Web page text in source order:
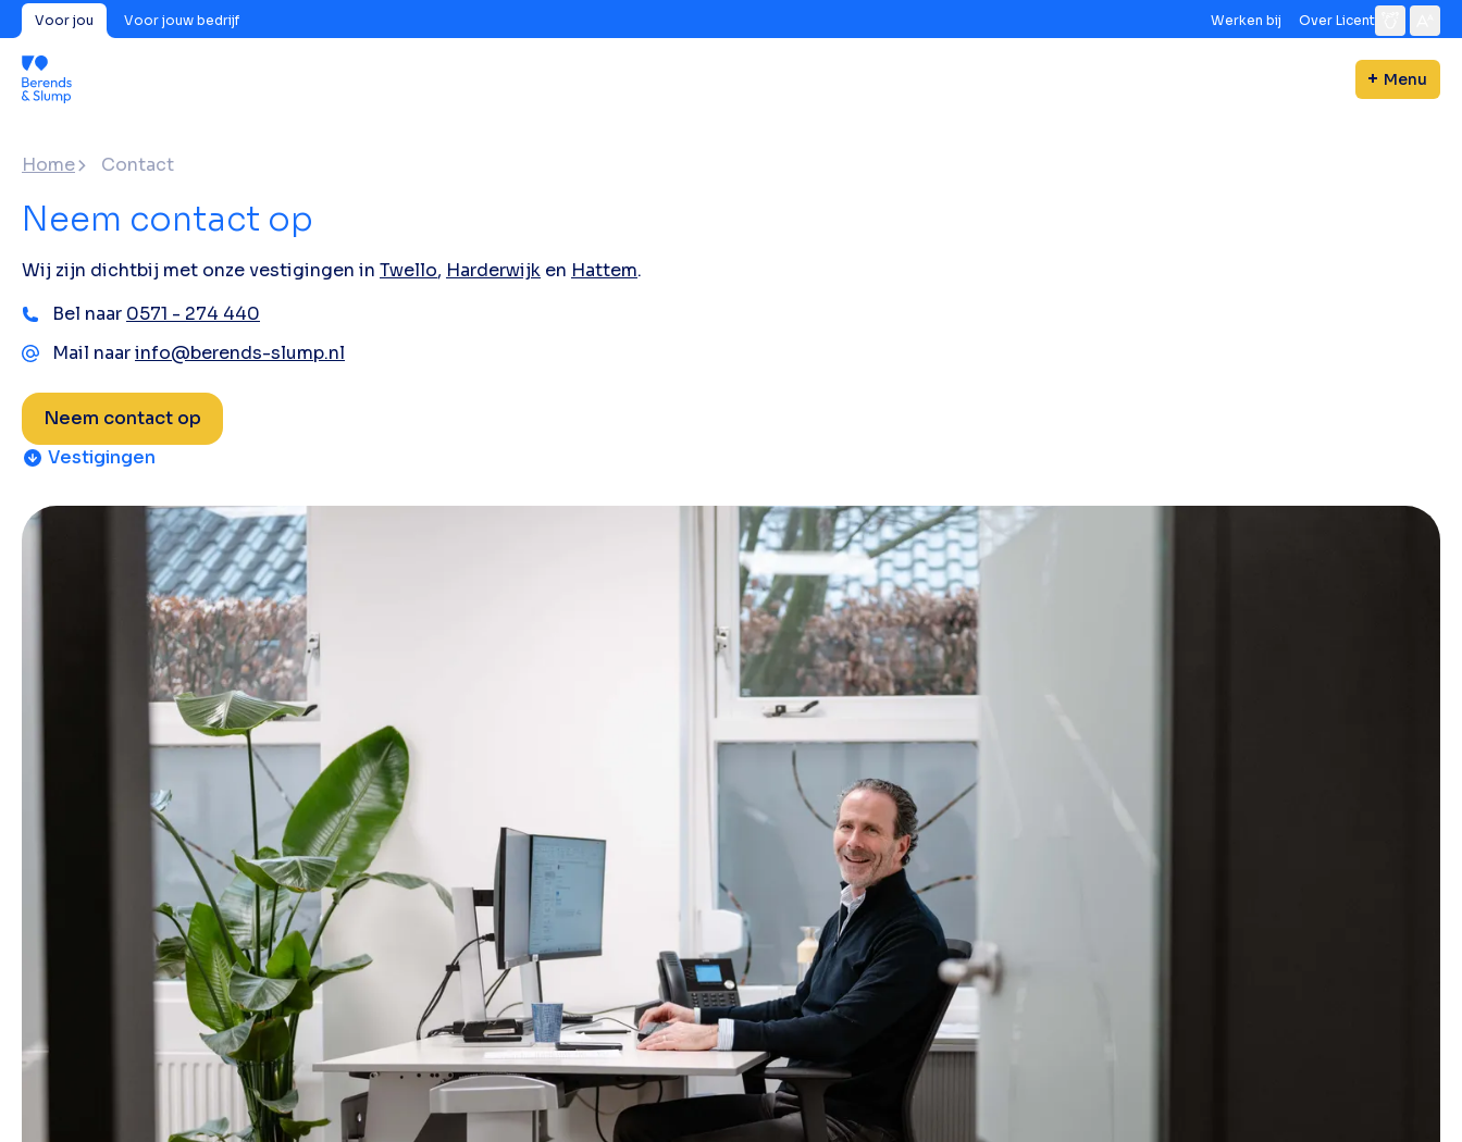
Voor jou Voor jouw bedrijf Werken bij Over Licent
Menu
Home Contact
Neem contact op
Wij zijn dichtbij met onze vestigingen in Twello, Harderwijk en Hattem.
Bel naar 0571 - 274 440
Mail naarinfo@berends-slump.nl
Neem contact op
Vestigingen